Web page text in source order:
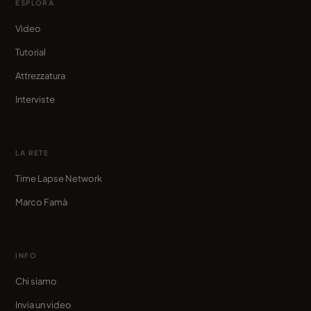
ESPLORA
Video
Tutorial
Attrezzatura
Interviste
LA RETE
Time Lapse Network
Marco Famà
INFO
Chi siamo
Invia un video